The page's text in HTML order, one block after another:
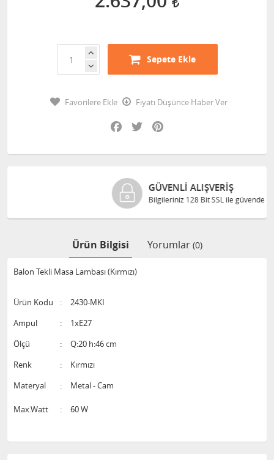
Sepete Ekle
Favorilere Ekle
Fiyatı Düşünce Haber Ver
Facebook
Twitter
GÜVENLI ALIŞVERIŞ
Bilgileriniz 128 Bit SSL ile güvende
Ürün Bilgisi Yorumlar (0)
Balon Tekli Masa Lambası (Kırmızı)
Ürün Kodu :
2430-MKI
Ampul
:
1xE27
Ölçü
:
Q:20 h:46 cm
Renk
:
Kırmızı
Materyal
: Metal - Cam
Max.Watt : 60 W